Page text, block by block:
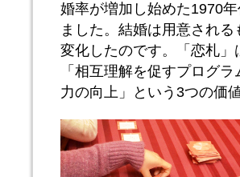
婚率が増加し始めた1970
ました。結婚は用意され
変化したのです。「恋札
「相互理解を促すプログ
力の向上」という3つの価